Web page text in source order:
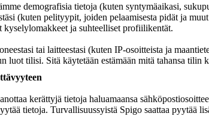
demografisia tietoja (kuten syntymäaikasi,
(kuten pelityypit, joiden pelaamisesta pidät ja muut
kyselylomakkeet ja suhteelliset profiilikentät.
tai laitteestasi (kuten IP-osoitteista ja
luot tilisi. Sitä käytetään estämään mitä tahansa tilin
kerättyjä tietoja haluamaansa
tietoja. Turvallisuussyistä Spigo saattaa pyytää